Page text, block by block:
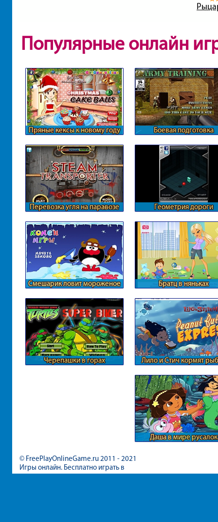
Популярные онлайн
Пряные кексы к новому году Боевая подготовка
Перевозка угля на паравозе Геометрия дороги
Смешарик ловит мороженое Братц в няньках
Черепашки в горах Лило и Стич кормят
Даша в мире русалок
© FreePlayOnlineGame.ru 2011 - 2021
Игры онлайн. Бесплатно играть в
игры для девочек и мальчиков